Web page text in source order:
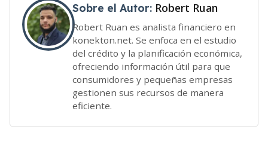
Sobre el Autor: Robert Ruan
Robert Ruan es analista financiero en
konekton.net. Se enfoca en el estudio
del crédito y la planificación económica,
ofreciendo información útil para que
consumidores y pequeñas empresas
gestionen sus recursos de manera
eficiente.